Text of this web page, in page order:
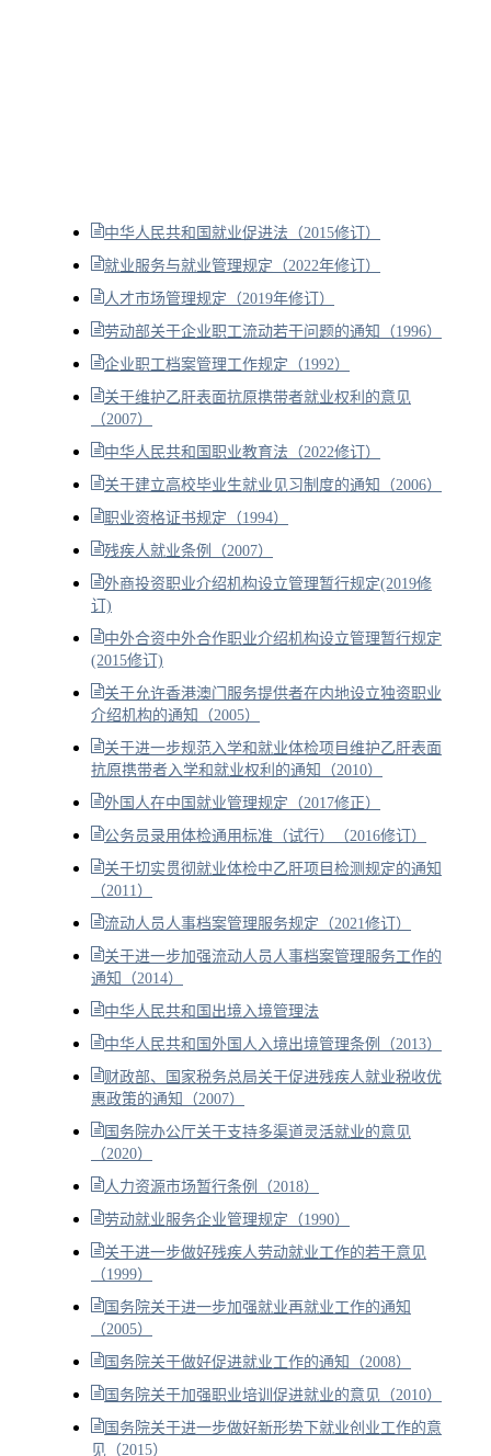
中华人民共和国就业促进法（2015修订）
就业服务与就业管理规定（2022年修订）
人才市场管理规定（2019年修订）
劳动部关于企业职工流动若干问题的通知（1996）
企业职工档案管理工作规定（1992）
关于维护乙肝表面抗原携带者就业权利的意见
（2007）
中华人民共和国职业教育法（2022修订）
关于建立高校毕业生就业见习制度的通知（2006）
职业资格证书规定（1994）
残疾人就业条例（2007）
外商投资职业介绍机构设立管理暂行规定(2019修
订)
中外合资中外合作职业介绍机构设立管理暂行规定
(2015修订)
关于允许香港澳门服务提供者在内地设立独资职业
介绍机构的通知（2005）
关于进一步规范入学和就业体检项目维护乙肝表面
抗原携带者入学和就业权利的通知（2010）
外国人在中国就业管理规定（2017修正）
公务员录用体检通用标准（试行）（2016修订）
关于切实贯彻就业体检中乙肝项目检测规定的通知
（2011）
流动人员人事档案管理服务规定（2021修订）
关于进一步加强流动人员人事档案管理服务工作的
通知（2014）
中华人民共和国出境入境管理法
中华人民共和国外国人入境出境管理条例（2013）
财政部、国家税务总局关于促进残疾人就业税收优
惠政策的通知（2007）
国务院办公厅关于支持多渠道灵活就业的意见
（2020）
人力资源市场暂行条例（2018）
劳动就业服务企业管理规定（1990）
关于进一步做好残疾人劳动就业工作的若干意见
（1999）
国务院关于进一步加强就业再就业工作的通知
（2005）
国务院关于做好促进就业工作的通知（2008）
国务院关于加强职业培训促进就业的意见（2010）
国务院关于进一步做好新形势下就业创业工作的意
见（2015）